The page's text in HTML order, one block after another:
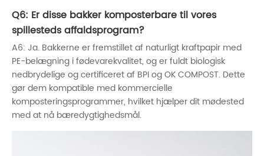
Q6: Er disse bakker komposterbare til vores
spillesteds affaldsprogram?
A6: Ja. Bakkerne er fremstillet af naturligt kraftpapir med
PE-belægning i fødevarekvalitet, og er fuldt biologisk
nedbrydelige og certificeret af BPI og OK COMPOST. Dette
gør dem kompatible med kommercielle
komposteringsprogrammer, hvilket hjælper dit mødested
med at nå bæredygtighedsmål.